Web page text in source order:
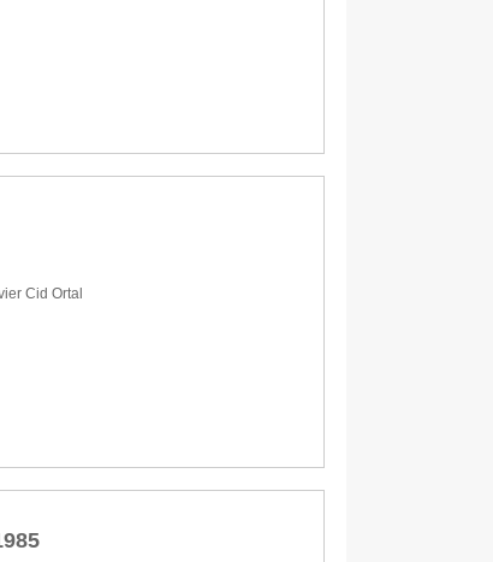
Cid Ortal